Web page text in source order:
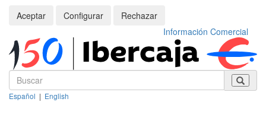
Aceptar
Configurar
Rechazar
Información Comercial
Español | English